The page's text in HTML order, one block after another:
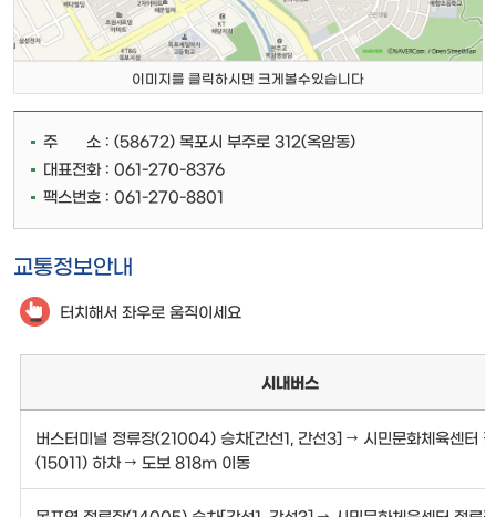
이미지를 클릭하시면 크게볼수있습니다
주 소 : (58672) 목포시 부주로 312(옥암동)
대표전화 : 061-270-8376
팩스번호 : 061-270-8801
교통정보안내
터치해서 좌우로 움직이세요
시내버스
버스터미널 정류장(21004) 승차[간선1, 간선3] → 시민문화체육센터
(15011) 하차 → 도보 818m 이동